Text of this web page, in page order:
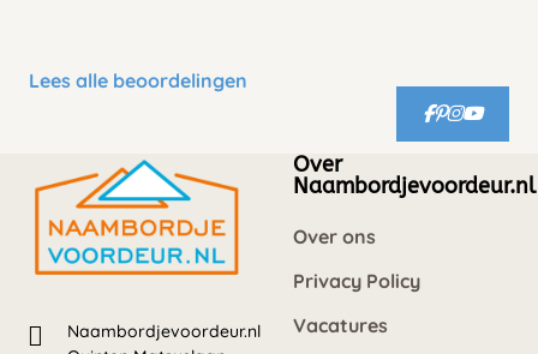
Lees alle beoordelingen
Naambordjevoordeur.nl
Over
Naambordjevoordeur.nl
Over ons
Privacy Policy
Vacatures